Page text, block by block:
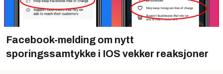
Facebook-melding om nytt
sporingssamtykke i IOS vekker reaksjoner